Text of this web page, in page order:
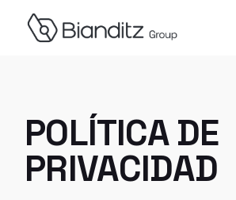
POLÍTICA DE
PRIVACIDAD